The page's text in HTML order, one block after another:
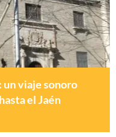
un viaje sonoro
el Jaén